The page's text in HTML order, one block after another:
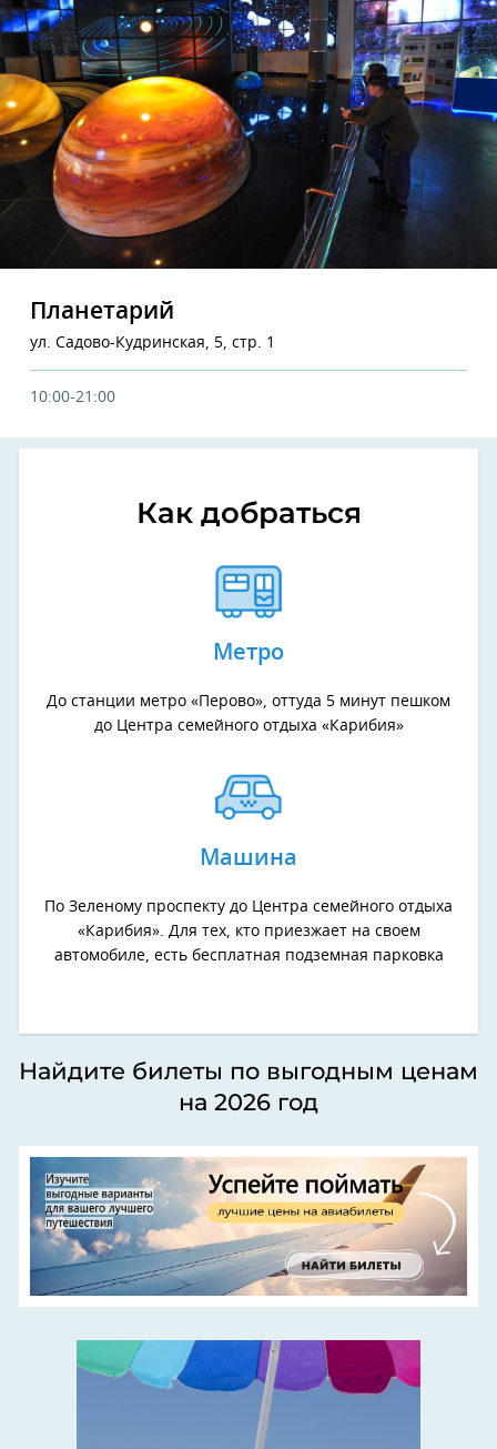
Планетарий
ул. Садово-Кудринская, 5, стр. 1
10:00-21:00
Как добраться
Метро
До станции метро «Перово», оттуда 5 минут пешком
до Центра семейного отдыха «Карибия»
Машина
По Зеленому проспекту до Центра семейного отдыха
«Карибия». Для тех, кто приезжает на своем
автомобиле, есть бесплатная подземная парковка
Найдите билеты по выгодным ценам
на 2026 год